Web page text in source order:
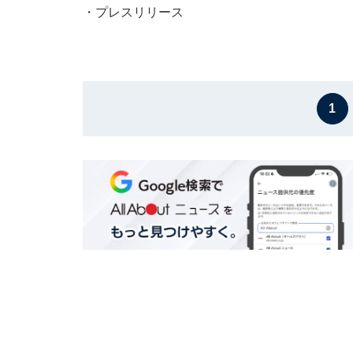
・ プレスリリース
1